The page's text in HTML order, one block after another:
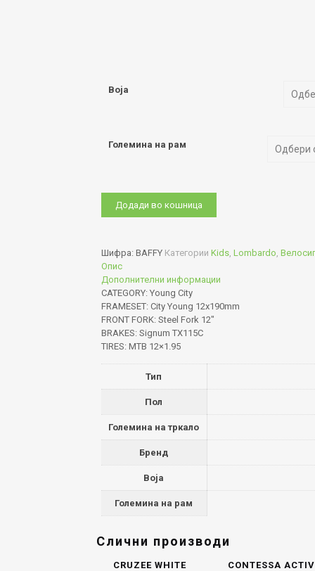
Boja
Големина на рам
количина
Додади во кошница
Шифра: BAFFY Категории Kids, Lombardo,
Опис
Дополнителни информации
CATEGORY: Young City
FRAMESET: City Young 12x190mm
FRONT FORK: Steel Fork 12″
BRAKES: Signum TX115C
TIRES: MTB 12×1.95
Тип
Пол
Големина на тркало
Бренд
Boja
Големина на рам
Слични производи
CRUZEE WHITE
CONTESSA